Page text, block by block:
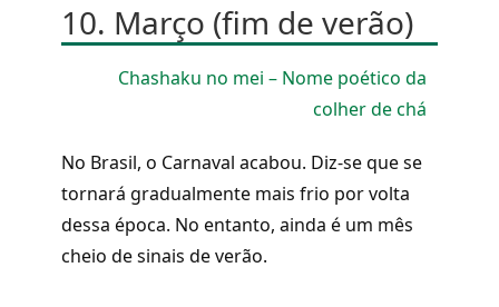
10. Março (fim de verão)
Chashaku no mei – Nome poético da
colher de chá
No Brasil, o Carnaval acabou. Diz-se que se
tornará gradualmente mais frio por volta
dessa época. No entanto, ainda é um mês
cheio de sinais de verão.